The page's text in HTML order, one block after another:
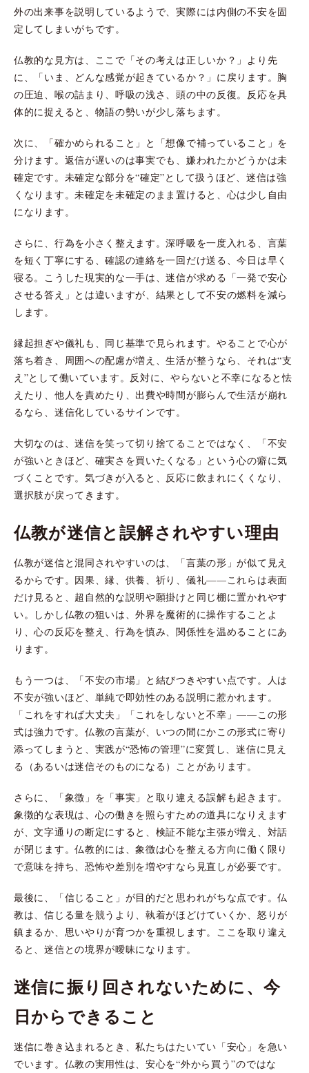
外の出来事を説明しているようで、実際には内側の不安を固
定してしまいがちです。
仏教的な見方は、ここで「その考えは正しいか？」より先
に、「いま、どんな感覚が起きているか？」に戻ります。胸
の圧迫、喉の詰まり、呼吸の浅さ、頭の中の反復。反応を具
体的に捉えると、物語の勢いが少し落ちます。
次に、「確かめられること」と「想像で補っていること」を
分けます。返信が遅いのは事実でも、嫌われたかどうかは未
確定です。未確定な部分を“確定”として扱うほど、迷信は強
くなります。未確定を未確定のまま置けると、心は少し自由
になります。
さらに、行為を小さく整えます。深呼吸を一度入れる、言葉
を短く丁寧にする、確認の連絡を一回だけ送る、今日は早く
寝る。こうした現実的な一手は、迷信が求める「一発で安心
させる答え」とは違いますが、結果として不安の燃料を減ら
します。
縁起担ぎや儀礼も、同じ基準で見られます。やることで心が
落ち着き、周囲への配慮が増え、生活が整うなら、それは“支
え”として働いています。反対に、やらないと不幸になると怯
えたり、他人を責めたり、出費や時間が膨らんで生活が崩れ
るなら、迷信化しているサインです。
大切なのは、迷信を笑って切り捨てることではなく、「不安
が強いときほど、確実さを買いたくなる」という心の癖に気
づくことです。気づきが入ると、反応に飲まれにくくなり、
選択肢が戻ってきます。
仏教が迷信と誤解されやすい理由
仏教が迷信と混同されやすいのは、「言葉の形」が似て見え
るからです。因果、縁、供養、祈り、儀礼——これらは表面
だけ見ると、超自然的な説明や願掛けと同じ棚に置かれやす
い。しかし仏教の狙いは、外界を魔術的に操作することよ
り、心の反応を整え、行為を慎み、関係性を温めることにあ
ります。
もう一つは、「不安の市場」と結びつきやすい点です。人は
不安が強いほど、単純で即効性のある説明に惹かれます。
「これをすれば大丈夫」「これをしないと不幸」——この形
式は強力です。仏教の言葉が、いつの間にかこの形式に寄り
添ってしまうと、実践が“恐怖の管理”に変質し、迷信に見え
る（あるいは迷信そのものになる）ことがあります。
さらに、「象徴」を「事実」と取り違える誤解も起きます。
象徴的な表現は、心の働きを照らすための道具になりえます
が、文字通りの断定にすると、検証不能な主張が増え、対話
が閉じます。仏教的には、象徴は心を整える方向に働く限り
で意味を持ち、恐怖や差別を増やすなら見直しが必要です。
最後に、「信じること」が目的だと思われがちな点です。仏
教は、信じる量を競うより、執着がほどけていくか、怒りが
鎮まるか、思いやりが育つかを重視します。ここを取り違え
ると、迷信との境界が曖昧になります。
迷信に振り回されないために、今
日からできること
迷信に巻き込まれるとき、私たちはたいてい「安心」を急い
でいます。仏教の実用性は、安心を“外から買う”のではな